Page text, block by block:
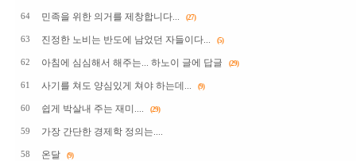
64 민족을 위한 의거를 제창합니다... (27)
63 진정한 노비는 반도에 남었던 자들이다... (5)
62 아침에 심심해서 해주는... 하노이 글에 답글 (29)
61 사기를 쳐도 양심있게 쳐야 하는데... (9)
60 쉽게 박살내 주는 재미.... (29)
59 가장 간단한 경제학 정의는....
58 온달 (9)